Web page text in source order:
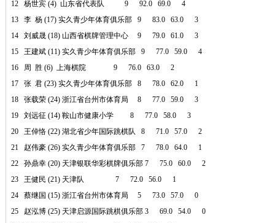
12 杨世宾 (4) 山东省代表队 9 92.0 69.0 4
13 李 杨 (17) 实久青少年体育俱乐部 9 83.0 63.0 3
14 刘威晟 (18) 山西省棋牌管理中心 9 79.0 61.0 3
15 王建斌 (11) 实久青少年体育俱乐部 9 77.0 59.0 4
16 周 胜 (6) 上海棋院 9 76.0 63.0 2
17 张 君 (23) 实久青少年体育俱乐部 8 78.0 62.0 1
18 张载荣 (24) 浙江省台州市体育局 8 77.0 59.0 3
19 刘远征 (14) 鞍山市健康小学 8 77.0 58.0 3
20 王倬恪 (22) 湖北省少年国际跳棋队 8 71.0 57.0 2
21 赵伟豪 (26) 实久青少年体育俱乐部 7 78.0 64.0 1
22 孙鼎幸 (20) 天津银联华彩棋牌俱乐部 7 75.0 60.0 2
23 王健民 (21) 天津队 7 72.0 56.0 1
24 蔡继国 (15) 浙江省台州市体育局 5 73.0 57.0 0
25 赵泓博 (25) 天津启源国际跳棋俱乐部 3 69.0 54.0 0